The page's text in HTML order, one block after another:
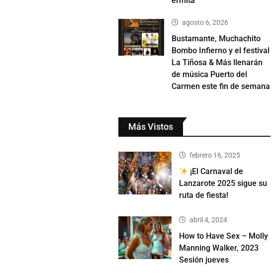
agosto 6, 2026
Bustamante, Muchachito
Bombo Infierno y el festival
La Tiñosa & Más llenarán
de música Puerto del
Carmen este fin de semana
Más Vistos
febrero 16, 2025
¡El Carnaval de
Lanzarote 2025 sigue su
ruta de fiesta!
abril 4, 2024
How to Have Sex – Molly
Manning Walker, 2023
Sesión jueves